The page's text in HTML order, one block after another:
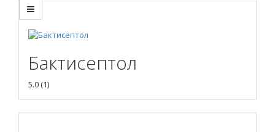
Бактисептол
5.0(1)